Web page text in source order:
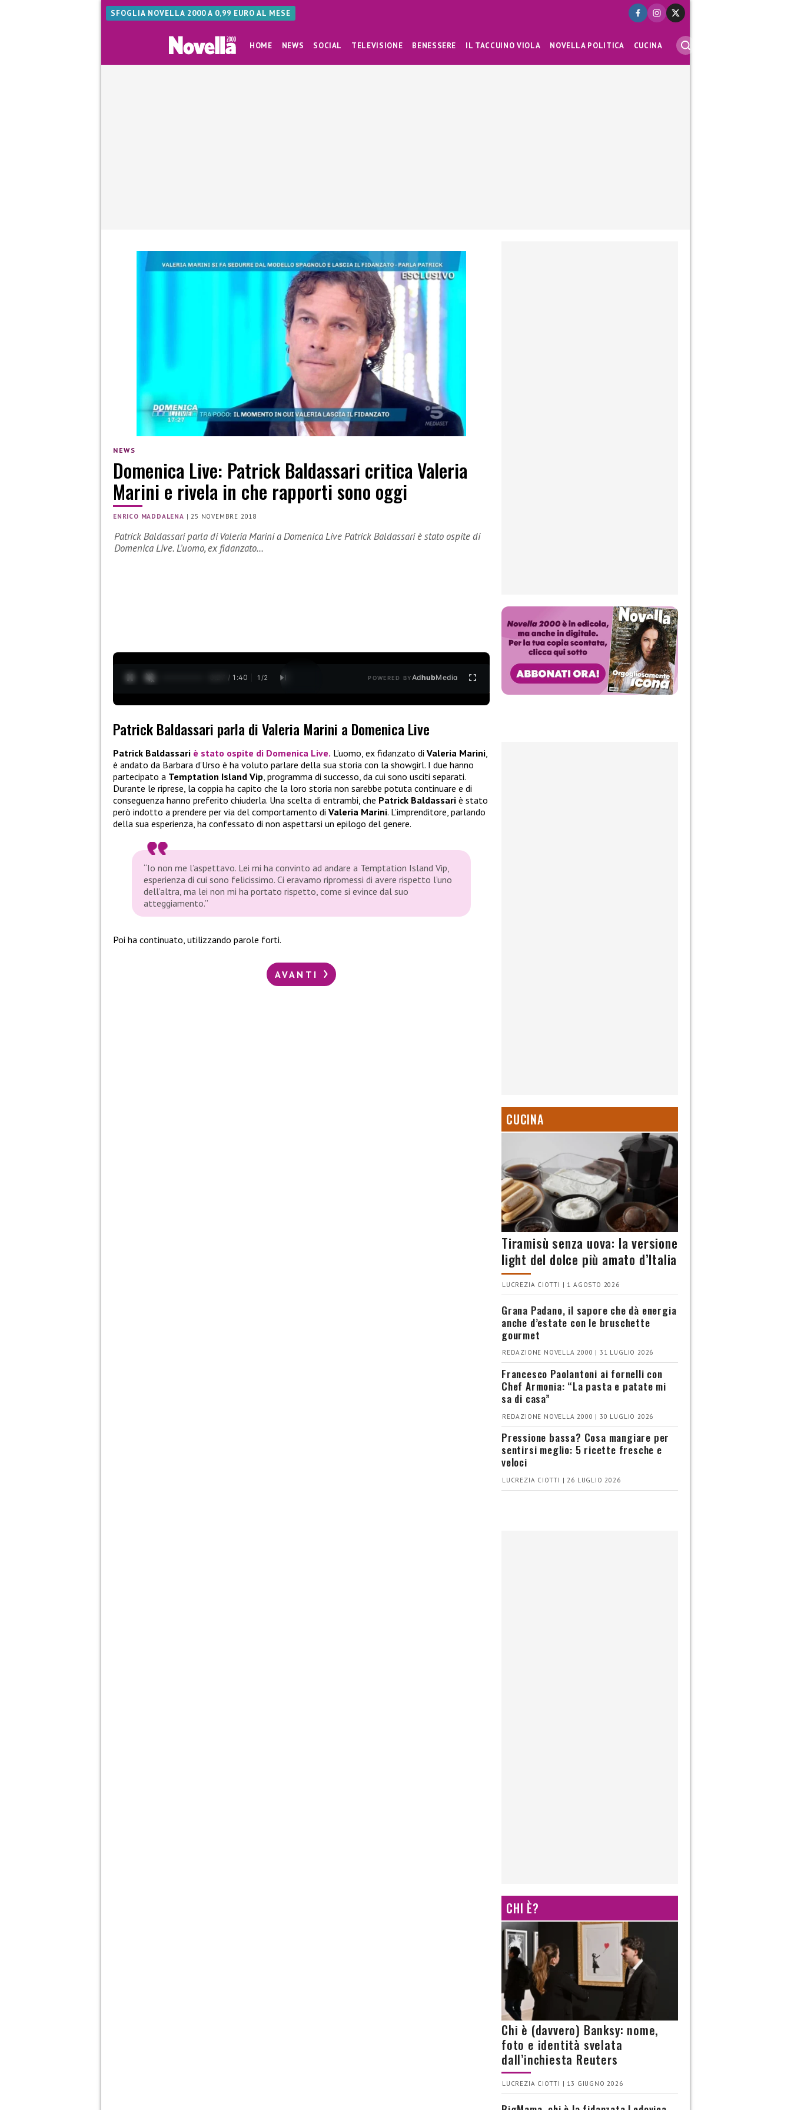
SFOGLIA NOVELLA 2000 A 0,99 EURO AL MESE
HOME NEWS SOCIAL TELEVISIONE BENESSERE IL TACCUINO VIOLA NOVELLA POLITICA CUCINA
NEWS
Domenica Live: Patrick Baldassari critica Valeria
Marini e rivela in che rapporti sono oggi
ENRICO MADDALENA |25 NOVEMBRE 2018
Patrick Baldassari parla di Valeria Marini a Domenica Live Patrick Baldassari è stato ospite di
Domenica Live. L’uomo, ex fidanzato…
0:28 / 1:40 1 /2 POWERED BYAdhubMedia
Patrick Baldassari parla di Valeria Marini a Domenica Live
Patrick Baldassari è stato ospite di Domenica Live. L’uomo, ex fidanzato di Valeria Marini,
è andato da Barbara d’Urso è ha voluto parlare della sua storia con la showgirl. I due hanno
partecipato a Temptation Island Vip, programma di successo, da cui sono usciti separati.
Durante le riprese, la coppia ha capito che la loro storia non sarebbe potuta continuare e di
conseguenza hanno preferito chiuderla. Una scelta di entrambi, che Patrick Baldassari è stato
però indotto a prendere per via del comportamento di Valeria Marini. L’imprenditore, parlando
della sua esperienza, ha confessato di non aspettarsi un epilogo del genere.
“Io non me l’aspettavo. Lei mi ha convinto ad andare a Temptation Island Vip,
esperienza di cui sono felicissimo. Ci eravamo ripromessi di avere rispetto l’uno
dell’altra, ma lei non mi ha portato rispetto, come si evince dal suo
atteggiamento.”
Poi ha continuato, utilizzando parole forti.
AVANTI
CUCINA
Tiramisù senza uova: la versione
light del dolce più amato d’Italia
LUCREZIA CIOTTI | 1 AGOSTO 2026
Grana Padano, il sapore che dà energia
anche d’estate con le bruschette
gourmet
REDAZIONE NOVELLA 2000 | 31 LUGLIO 2026
Francesco Paolantoni ai fornelli con
Chef Armonia: “La pasta e patate mi
sa di casa”
REDAZIONE NOVELLA 2000 | 30 LUGLIO 2026
Pressione bassa? Cosa mangiare per
sentirsi meglio: 5 ricette fresche e
veloci
LUCREZIA CIOTTI | 26 LUGLIO 2026
CHI È?
Chi è (davvero) Banksy: nome,
foto e identità svelata
dall’inchiesta Reuters
LUCREZIA CIOTTI | 13 GIUGNO 2026